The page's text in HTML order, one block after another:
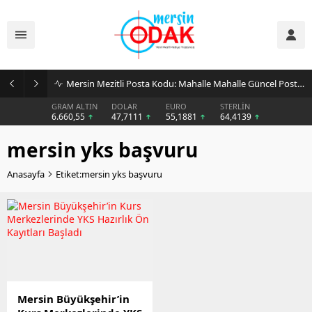
Mersin Mezitli Posta Kodu: Mahalle Mahalle Güncel Posta Kodu Rehberi
GRAM ALTIN
6.660,55
DOLAR
47,7111
EURO
55,1881
STERLİN
64,4139
mersin yks başvuru
Anasayfa Etiket:mersin yks başvuru
Mersin Büyükşehir’in